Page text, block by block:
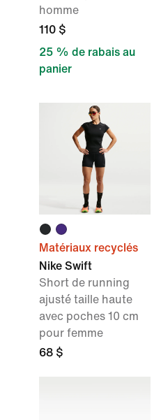
homme
110 $
25 % de rabais au
panier
Matériaux recyclés
Nike Swift
Short de running
ajusté taille haute
avec poches 10 cm
pour femme
68 $